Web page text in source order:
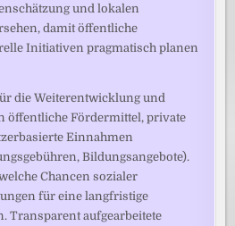
und lokalen
damit öffentliche
Initiativen pragmatisch planen
die Weiterentwicklung und
öffentliche Fördermittel, private
Einnahmen
Bildungsangebote).
Chancen sozialer
für eine langfristige
Transparent aufgearbeitete